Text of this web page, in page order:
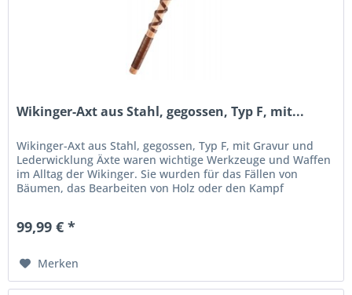
Wikinger-Axt aus Stahl, gegossen, Typ F, mit...
Wikinger-Axt aus Stahl, gegossen, Typ F, mit Gravur und
Lederwicklung Äxte waren wichtige Werkzeuge und Waffen
im Alltag der Wikinger. Sie wurden für das Fällen von
Bäumen, das Bearbeiten von Holz oder den Kampf
99,99 € *
Merken